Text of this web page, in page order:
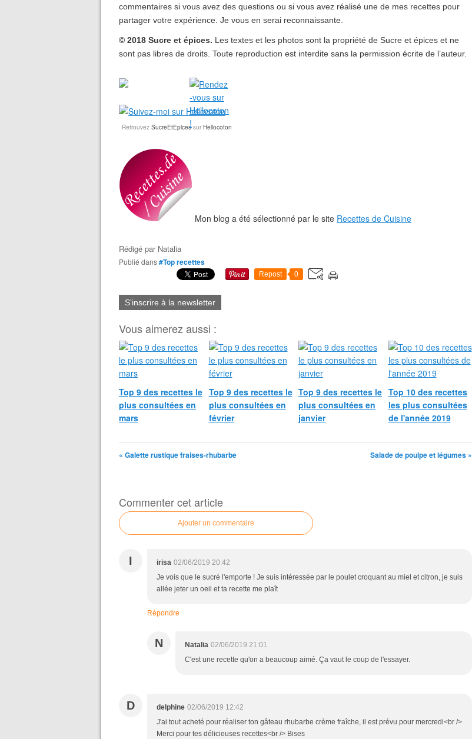
commentaires si vous avez des questions ou si vous avez réalisé une de mes recettes pour
partager votre expérience. Je vous en serai reconnaissante.
© 2018 Sucre et épices. Les textes et les photos sont la propriété de Sucre et épices et ne
sont pas libres de droits. Toute reproduction est interdite sans la permission écrite de l’auteur.
Retrouvez SucreEtEpicessur Hellocoton
Mon blog a été sélectionné par le site Recettes de Cuisine
Rédigé par Natalia
Publié dans#Top recettes
Repost 0
S'inscrire à la newsletter
Vous aimerez aussi :
Top 9 des recettes le
plus consultées en
mars
Top 9 des recettes le
plus consultées en
février
Top 9 des recettes le
plus consultées en
janvier
Top 10 des recettes
les plus consultées
de l'année 2019
« Galette rustique fraises-rhubarbe Salade de poulpe et légumes »
Commenter cet article
Ajouter un commentaire
I irisa 02/06/2019 20:42
Je vois que le sucré l'emporte ! Je suis intéressée par le poulet croquant au miel et citron, je suis
allée jeter un oeil et ta recette me plaît
Répondre
N Natalia 02/06/2019 21:01
C'est une recette qu'on a beaucoup aimé. Ça vaut le coup de l'essayer.
D delphine 02/06/2019 12:42
J'ai tout acheté pour réaliser ton gâteau rhubarbe crème fraîche, il est prévu pour mercredi<br />
Merci pour tes délicieuses recettes<br /> Bises